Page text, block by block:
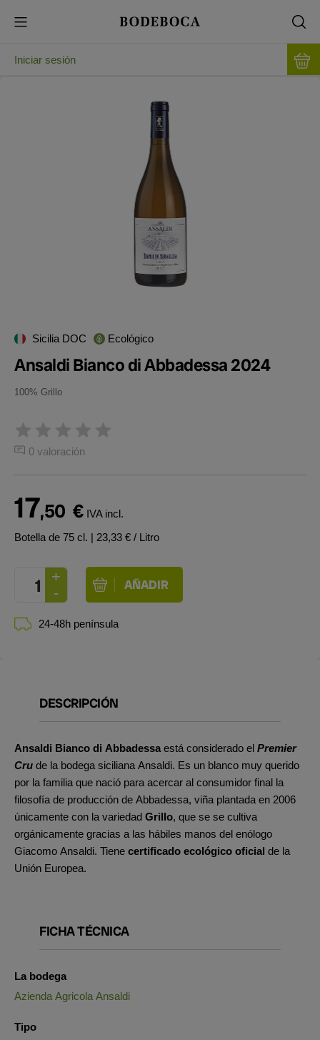
Iniciar sesión
Sicilia DOC Ecológico
Ansaldi Bianco di Abbadessa 2024
100% Grillo
0 valoración
17,50 € IVA incl.
Botella de 75 cl. | 23,33 € / Litro
24-48h península
DESCRIPCIÓN
Ansaldi Bianco di Abbadessa está considerado el Premier
Cru de la bodega siciliana Ansaldi. Es un blanco muy querido
por la familia que nació para acercar al consumidor final la
filosofía de producción de Abbadessa, viña plantada en 2006
únicamente con la variedad Grillo, que se se cultiva
orgánicamente gracias a las hábiles manos del enólogo
Giacomo Ansaldi. Tiene certificado ecológico oficial de la
Unión Europea.
FICHA TÉCNICA
La bodega
Azienda Agricola Ansaldi
Tipo